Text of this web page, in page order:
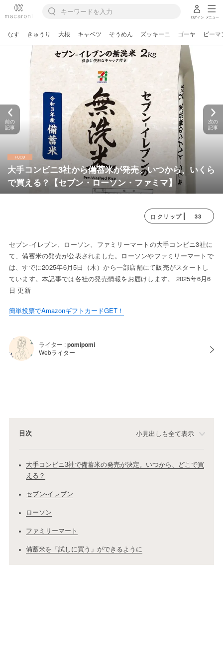
ログイン メニュー
なす きゅうり 大根 キャベツ そうめん ズッキーニ ゴーヤ ピーマ
大手コンビニ3社から備蓄米が発売。いつから、いくら
で買える？【セブン・ローソン・ファミマ】
前の
記事
次の
記事
クリップ 33
セブン-イレブン、ローソン、ファミリーマートの大手コンビニ3社に
て、備蓄米の発売が公表されました。ローソンやファミリーマートで
は、すでに2025年6月5日（木）から一部店舗にて販売がスタートし
ています。本記事では各社の発売情報をお届けします。 2025年6月6
日 更新
簡単投票でAmazonギフトカードGET！
ライター :pomipomi
Webライター
目次 小見出しも全て表示
大手コンビニ3社で備蓄米の発売が決定。いつから、どこで買
える？
セブン-イレブン
ローソン
ファミリーマート
備蓄米を「試しに買う」ができるように